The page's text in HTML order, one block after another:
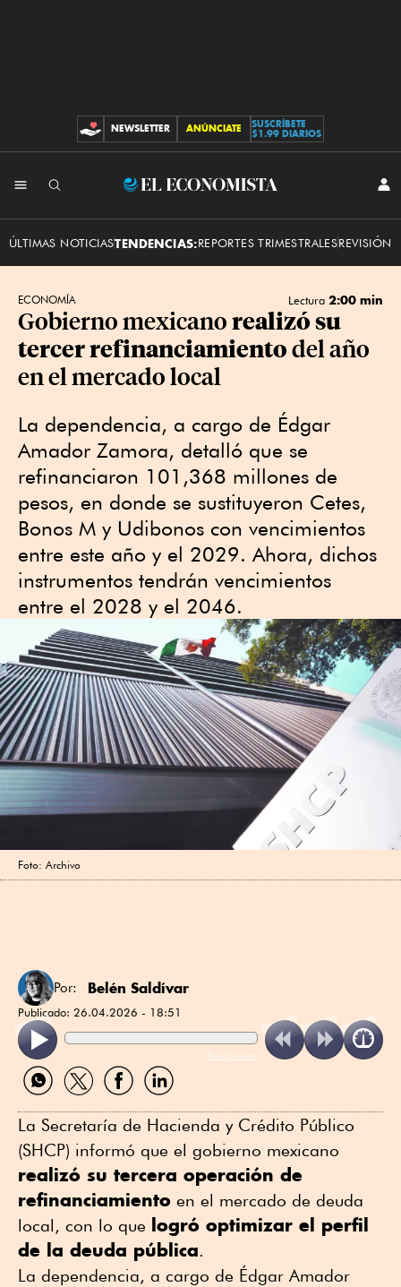
CONTRIBUCIONES
NEWSLETTER ANÚNCIATE
SUSCRÍBETE
$1.99 DIARIOS
El
ÚLTIMAS NOTICIASTENDENCIAS:REPORTES TRIMESTRALESREVISIÓN
ECONOMÍA Lectura 2:00 min
Gobierno mexicanorealizó su
tercer refinanciamientodel año
en el mercado local
La dependencia, a cargo de Édgar
Amador Zamora, detalló que se
refinanciaron 101,368 millones de
pesos, en donde se sustituyeron Cetes,
Bonos M y Udibonos con vencimientos
entre este año y el 2029. Ahora, dichos
instrumentos tendrán vencimientos
entre el 2028 y el 2046.
Foto: Archivo
Por: Belén Saldívar
Publicado: 26.04.2026 - 18:51
ReadSpeaker
Compartir
por
Compartir
por
Compartir
por
Compartir
por
La Secretaría de Hacienda y Crédito Público
(SHCP) informó que el gobierno mexicano
realizó su tercera operación de
refinanciamiento en el mercado de deuda
local, con lo que logró optimizar el perfil
de la deuda pública.
La dependencia, a cargo de Édgar Amador